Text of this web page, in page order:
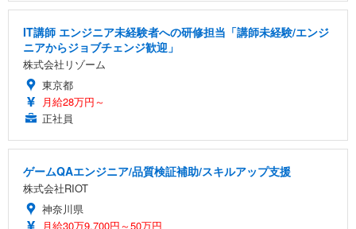
IT講師 エンジニア未経験者への研修担当「講師未経験/エンジ
ニアからジョブチェンジ歓迎」
株式会社リゾーム
東京都
月給28万円～
正社員
ゲームQAエンジニア/品質検証補助/スキルアップ支援
株式会社RIOT
神奈川県
月給30万9,700円～50万円